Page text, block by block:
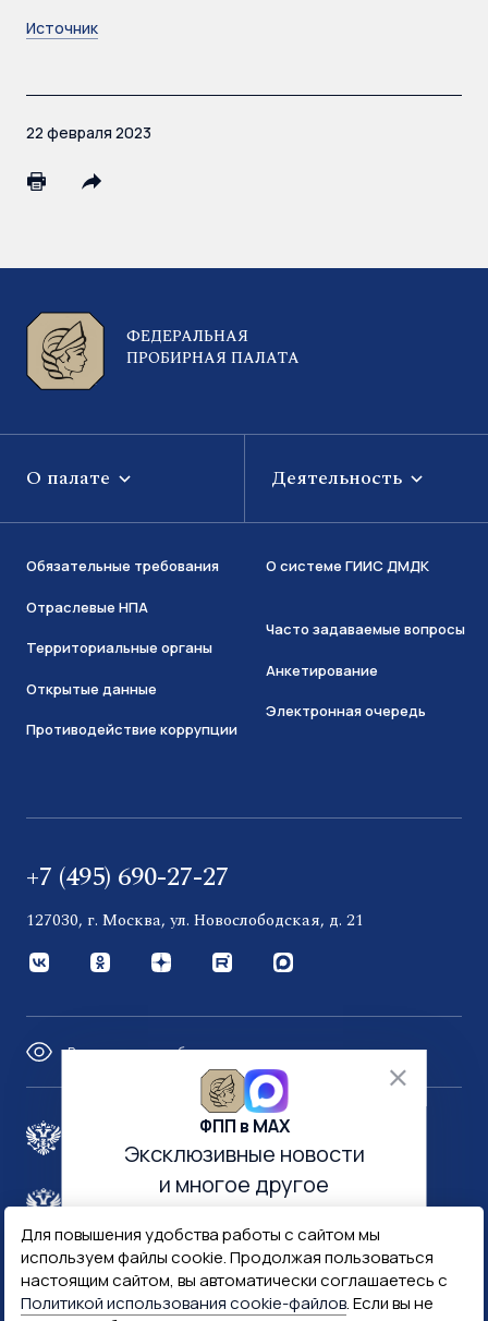
Для повышения удобства работы с сайтом мы
используем файлы cookie. Продолжая пользоваться
настоящим сайтом, вы автоматически соглашаетесь с
Политикой использования cookie-файлов. Если вы не
Источник
22 февраля 2023
ФЕДЕРАЛЬНАЯ
ПРОБИРНАЯ ПАЛАТА
О палате Деятельность
Обязательные требования
Отраслевые НПА
Территориальные органы
Открытые данные
Противодействие коррупции
О системе ГИИС ДМДК
Часто задаваемые вопросы
Анкетирование
Электронная очередь
+7 (495) 690-27-27
127030, г. Москва, ул. Новослободская, д. 21
Версия для слабовидящих
Правительство России
Госуслуги Госключ
ФПП в МАХ
Эксклюзивные новости
и многое другое